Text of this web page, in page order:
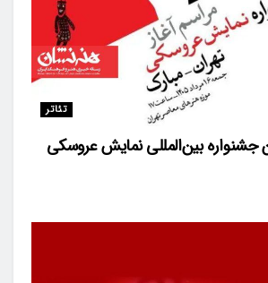
تئاتر
جشنواره بین‌المللی نمایش عروسکی